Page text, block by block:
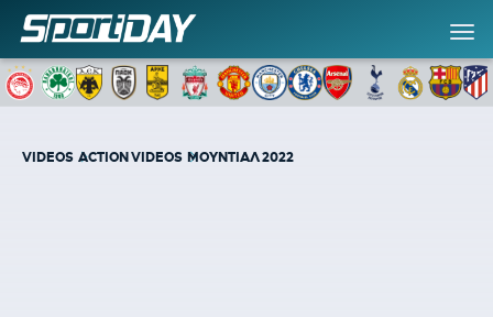
VIDEOS ACTION VIDEOS ΜΟΥΝΤΙΑΛ 2022